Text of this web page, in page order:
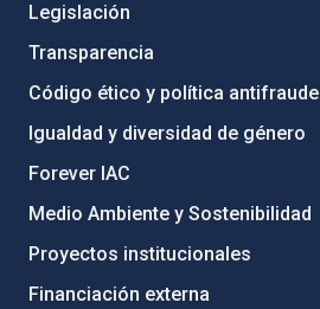
Legislación
Transparencia
Código ético y política antifraude
Igualdad y diversidad de género
Forever IAC
Medio Ambiente y Sostenibilidad
Proyectos institucionales
Financiación externa